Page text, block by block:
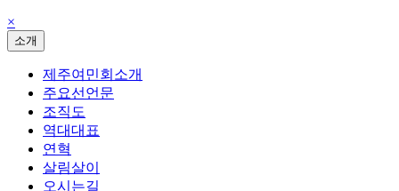
×
소개
제주여민회소개
주요선언문
조직도
역대대표
연혁
살림살이
오시는길